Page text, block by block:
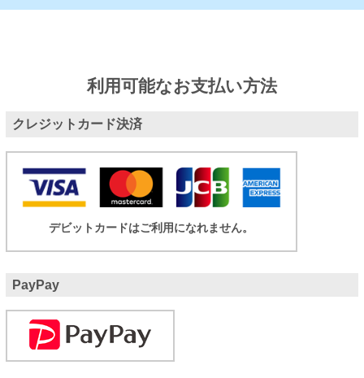
利用可能なお支払い方法
クレジットカード決済
デビットカードはご利用になれません。
PayPay